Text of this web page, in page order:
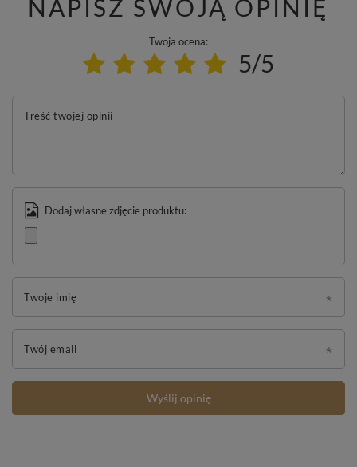
NAPISZ SWOJĄ OPINIĘ
Twoja ocena:
5/5
Treść twojej opinii
Dodaj własne zdjęcie produktu:
Twoje imię
Twój email
Wyślij opinię